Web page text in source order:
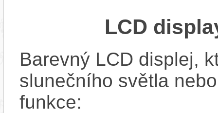
LCD
Barevný LCD displej,
slunečního světla
funkce: